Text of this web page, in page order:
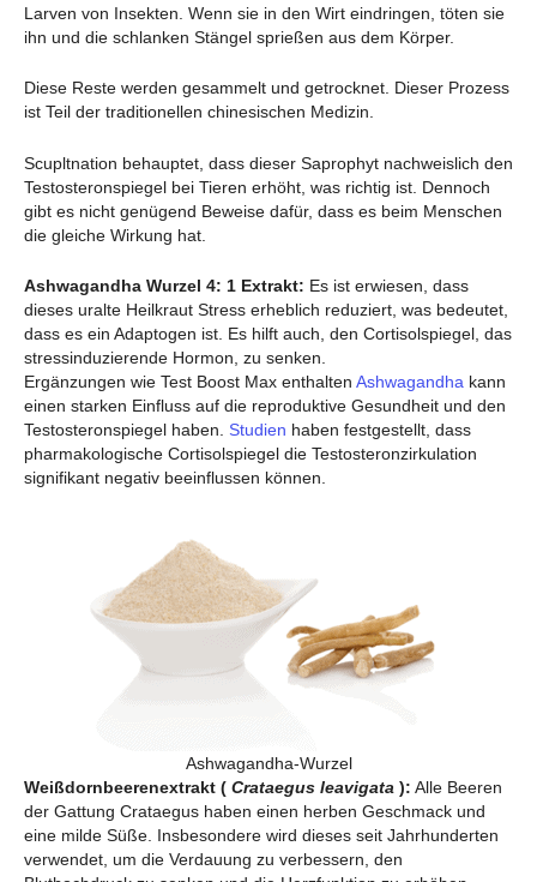
Larven von Insekten. Wenn sie in den Wirt eindringen, töten sie
ihn und die schlanken Stängel sprießen aus dem Körper.
Diese Reste werden gesammelt und getrocknet. Dieser Prozess
ist Teil der traditionellen chinesischen Medizin.
Scupltnation behauptet, dass dieser Saprophyt nachweislich den
Testosteronspiegel bei Tieren erhöht, was richtig ist. Dennoch
gibt es nicht genügend Beweise dafür, dass es beim Menschen
die gleiche Wirkung hat.
Ashwagandha Wurzel 4: 1 Extrakt: Es ist erwiesen, dass
dieses uralte Heilkraut Stress erheblich reduziert, was bedeutet,
dass es ein Adaptogen ist. Es hilft auch, den Cortisolspiegel, das
stressinduzierende Hormon, zu senken.
Ergänzungen wie Test Boost Max enthalten Ashwagandha kann
einen starken Einfluss auf die reproduktive Gesundheit und den
Testosteronspiegel haben.
Studien haben festgestellt, dass
pharmakologische Cortisolspiegel die Testosteronzirkulation
signifikant negativ beeinflussen können.
Ashwagandha-Wurzel
Weißdornbeerenextrakt ( Crataegus leavigata ): Alle Beeren
der Gattung Crataegus haben einen herben Geschmack und
eine milde Süße. Insbesondere wird dieses seit Jahrhunderten
verwendet, um die Verdauung zu verbessern, den